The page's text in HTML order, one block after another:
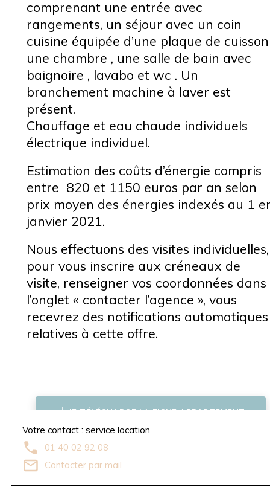
comprenant une entrée avec
rangements, un séjour avec un coin
cuisine équipée d’une plaque de
une chambre , une salle de bain avec
baignoire , lavabo et wc . Un
branchement machine à laver est
présent.
Chauffage et eau chaude individuels
électrique individuel.
Estimation des coûts d’énergie compris
entre 820 et 1150 euros par an selon
prix moyen des énergies indexés au 1
janvier 2021.
Nous effectuons des visites individuelles,
pour vous inscrire aux créneaux de
visite, renseigner vos coordonnées dans
l’onglet « contacter l’agence », vous
recevrez des notifications automatiques
relatives à cette offre.
JE TÉLÉCHARGE LA FICHE APPARTEMENT
Votre contact : service location
01 40 02 92 08
Contacter par mail